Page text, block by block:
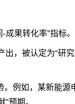
果转化率”‌指标。
，被认定为“研究
例如，某新能源